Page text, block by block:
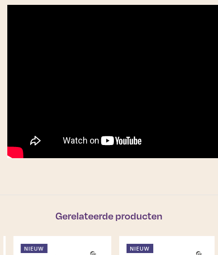
Gerelateerde producten
NIEUW NIEUW